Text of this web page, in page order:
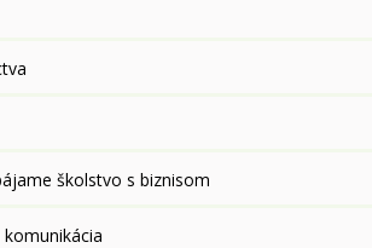
školstvo s biznisom